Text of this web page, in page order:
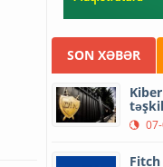
SON XƏBƏR